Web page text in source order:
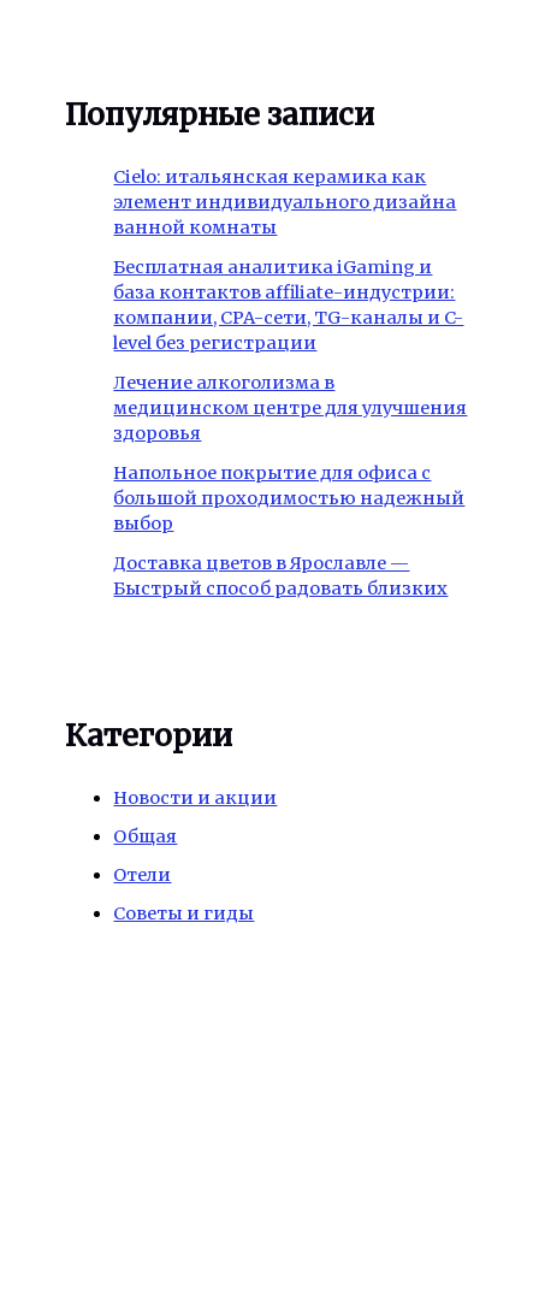
Популярные записи
Cielo: итальянская керамика как
элемент индивидуального дизайна
ванной комнаты
Бесплатная аналитика iGaming и
база контактов affiliate-индустрии:
компании, CPA-сети, TG-каналы и C-
level без регистрации
Лечение алкоголизма в
медицинском центре для улучшения
здоровья
Напольное покрытие для офиса с
большой проходимостью надежный
выбор
Доставка цветов в Ярославле —
Быстрый способ радовать близких
Категории
Новости и акции
Общая
Отели
Советы и гиды